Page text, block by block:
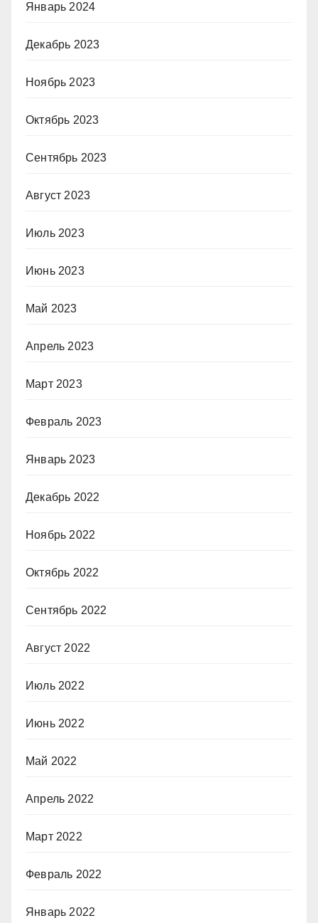
Январь 2024
Декабрь 2023
Ноябрь 2023
Октябрь 2023
Сентябрь 2023
Август 2023
Июль 2023
Июнь 2023
Май 2023
Апрель 2023
Март 2023
Февраль 2023
Январь 2023
Декабрь 2022
Ноябрь 2022
Октябрь 2022
Сентябрь 2022
Август 2022
Июль 2022
Июнь 2022
Май 2022
Апрель 2022
Март 2022
Февраль 2022
Январь 2022